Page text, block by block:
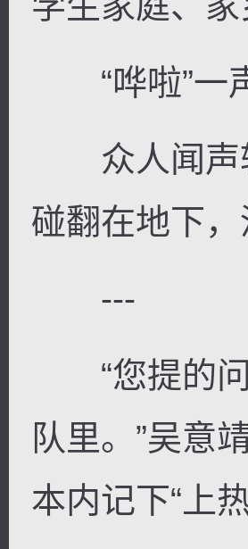
“哗啦”一
众人闻声转
碰翻在地下
---
“您提的问
队里。”吴意
本内记下“上